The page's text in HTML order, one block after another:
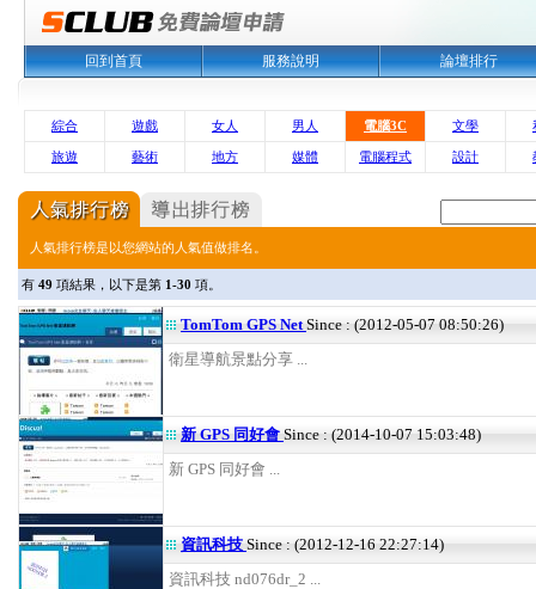
回到首頁 服務說明 論壇排行
綜合 遊戲 女人 男人 電腦3C 文學
旅遊 藝術 地方 媒體 電腦程式 設計
人氣排行榜是以您網站的人氣值做排名。
有 49 項結果，以下是第 1-30 項。
TomTom GPS NetSince : (2012-05-07 08:50:26)
衛星導航景點分享 ...
新 GPS 同好會 Since : (2014-10-07 15:03:48)
新 GPS 同好會 ...
資訊科技 Since : (2012-12-16 22:27:14)
資訊科技 nd076dr_2 ...